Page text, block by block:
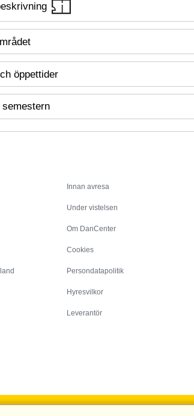
öppettider
semestern
Innan avresa
Under vistelsen
Om DanCenter
Cookies
Persondatapolitik
Hyresvilkor
Leverantör